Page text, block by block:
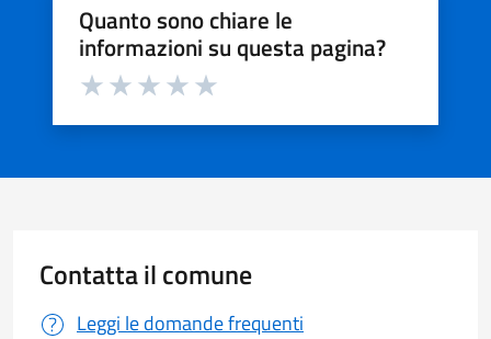
Quanto sono chiare le
informazioni su questa pagina?
Valuta da 1 a 5 stelle la pagina
Contatta il comune
Leggi le domande frequenti